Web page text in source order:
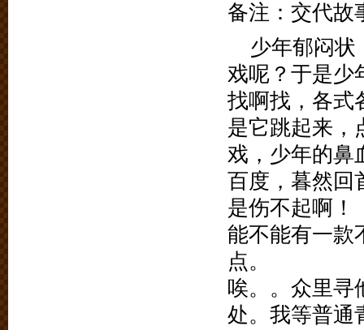
备注：交代故
少年郁闷状
戏呢？于是少
找啊找，各式
是它跳起来，
戏，少年的鼻
百度，暮然回
是伤不起啊！
能不能有一款
点。
唉。。众里寻
处。我等普通